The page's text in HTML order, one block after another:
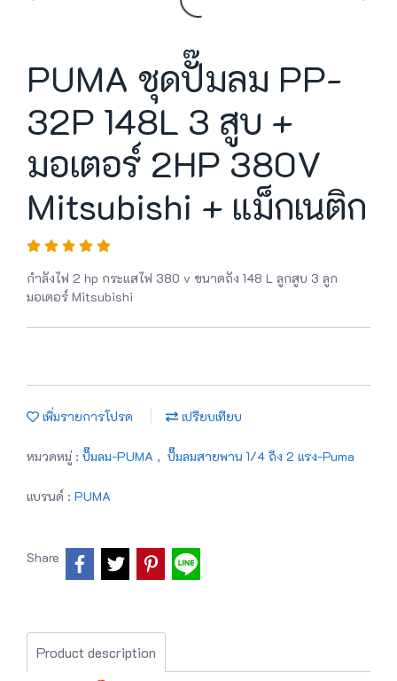
PUMA ชุดปั๊มลม PP-
32P 148L 3 สูบ +
มอเตอร์ 2HP 380V
Mitsubishi + แม็กเนติก
กำลังไฟ 2 hp กระแสไฟ 380 v ขนาดถัง 148 L ลูกสูบ 3 ลูก
มอเตอร์ Mitsubishi
เพิ่มรายการโปรด เปรียบเทียบ
หมวดหมู่ : ปั๊มลม-PUMA , ปั๊มลมสายพาน 1/4 ถึง 2 แรง-Puma
แบรนด์ : PUMA
Share
Product description